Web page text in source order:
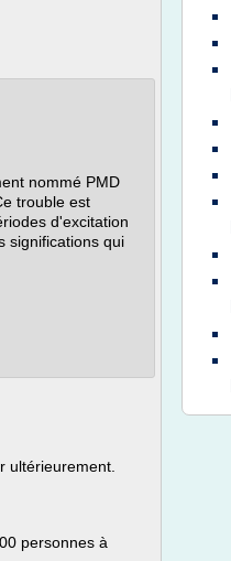
nommé PMD
trouble est
d'excitation
significations qui
ultérieurement.
personnes à